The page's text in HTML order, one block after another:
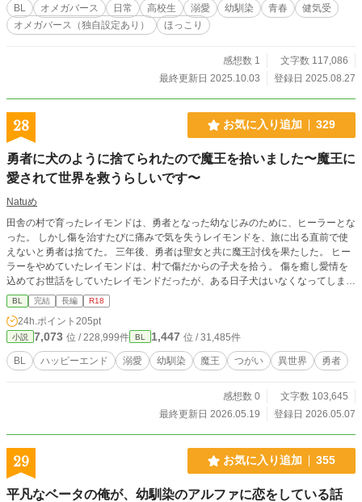
BL オメガバース 日常 高校生 溺愛 幼馴染 青春
健気受
オメガバース（独自設定あり）
ほっこり
感想数 1
文字数 117,086
最終更新日 2025.10.03
登録日 2025.08.27
28 お気に入り追加 329
勇者に犬のように捨てられたので魔王を拾いました〜魔王に
愛されて世界を救うらしいです〜
Natuめ
田舎の村で育ったレイモンドは、勇者となった幼なじみのために、ヒーラーとな
った。 しかし傷を治すたびに痛みで気を失うレイモンドを、旅に出る直前で使
えないと勇者は捨てた。 三年後、勇者は聖女と共に魔王討伐を果たした。 ヒー
ラーをやめていたレイモンドは、村で傷だからの子犬を拾う。 傷を癒し愛情を
込めてお世話をしていたレイモンドだったが、ある日子犬はいなくなってしまっ
た。 後日王宮に呼ばれたレイモンドは、魔王が生きていたこと、その魔王が不
可侵条約の条件にレイモンドを要求してきたことを知る。 世界を守るため生贄
となるべく魔王の元へ向かったレイモンドは、なぜか魔王と結婚することに。
なんと魔王はあの時拾った犬だったのだ。 魔王から溺愛されつつしあわせに過
ごしていたレイモンドを、愚かにも勇者が助けにきてーー！？
BL 完結 長編 R18
24h.ポイント 205pt
小説 7,073 位 / 228,999件 BL 1,447 位 / 31,485件
BL ハッピーエンド 溺愛 幼馴染 魔王 つがい 異世界 勇者
感想数 0
文字数 103,645
最終更新日 2026.05.19
登録日 2026.05.07
29 お気に入り追加 355
平凡なベータの俺が、幼馴染のアルファに恋をしている話